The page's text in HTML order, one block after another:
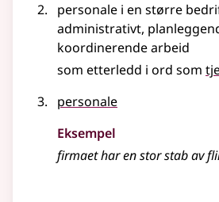
personale i en større
administrativt,
koordinerende arbeid
som etterledd i ord som
personale
Eksempel
firmaet har en storstabav